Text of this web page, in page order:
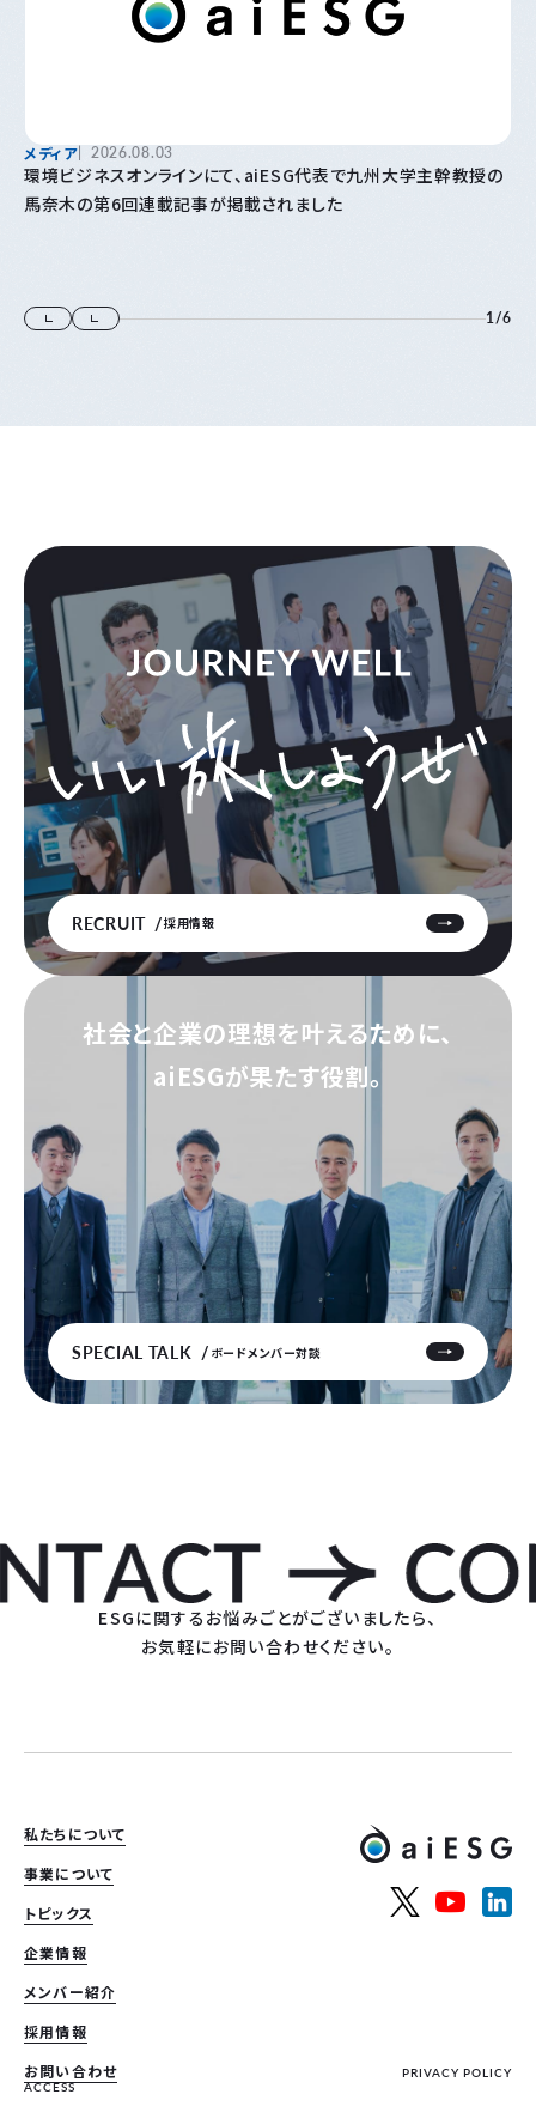
メディア 2026.08.03
環境ビジネスオンラインにて、aiESG代表で九州大学主幹教授の
馬奈木の第6回連載記事が掲載されました
1/6
RECRUIT 採用情報
社会と企業の理想を叶えるために、
aiESGが果たす役割。
SPECIAL TALK ボードメンバー対談
ESGに関するお悩みごとがございましたら、
お気軽にお問い合わせください。
私たちについて
事業について
トピックス
企業情報
メンバー紹介
採用情報
お問い合わせ
PRIVACY POLICY
ACCESS